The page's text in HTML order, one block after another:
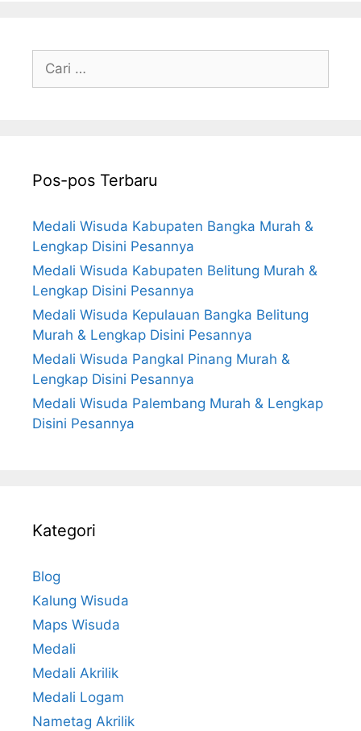
Cari
Pos-pos Terbaru
Medali Wisuda Kabupaten Bangka Murah &
Lengkap Disini Pesannya
Medali Wisuda Kabupaten Belitung Murah &
Lengkap Disini Pesannya
Medali Wisuda Kepulauan Bangka Belitung
Murah & Lengkap Disini Pesannya
Medali Wisuda Pangkal Pinang Murah &
Lengkap Disini Pesannya
Medali Wisuda Palembang Murah & Lengkap
Disini Pesannya
Kategori
Blog
Kalung Wisuda
Maps Wisuda
Medali
Medali Akrilik
Medali Logam
Nametag Akrilik